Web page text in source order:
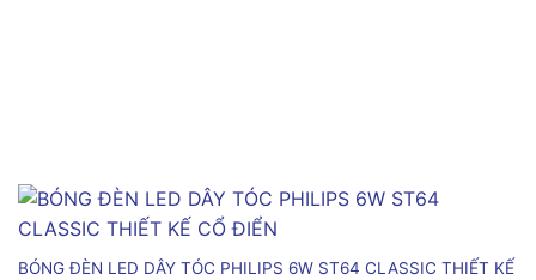
BÓNG ĐÈN LED DÂY TÓC PHILIPS 6W ST64 CLASSIC THIẾT KẾ